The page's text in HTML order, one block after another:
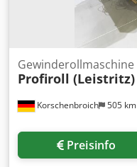
Korschenbroich 505 km
Gewinderollmaschine
Profiroll (Leistritz)
Preisinfo